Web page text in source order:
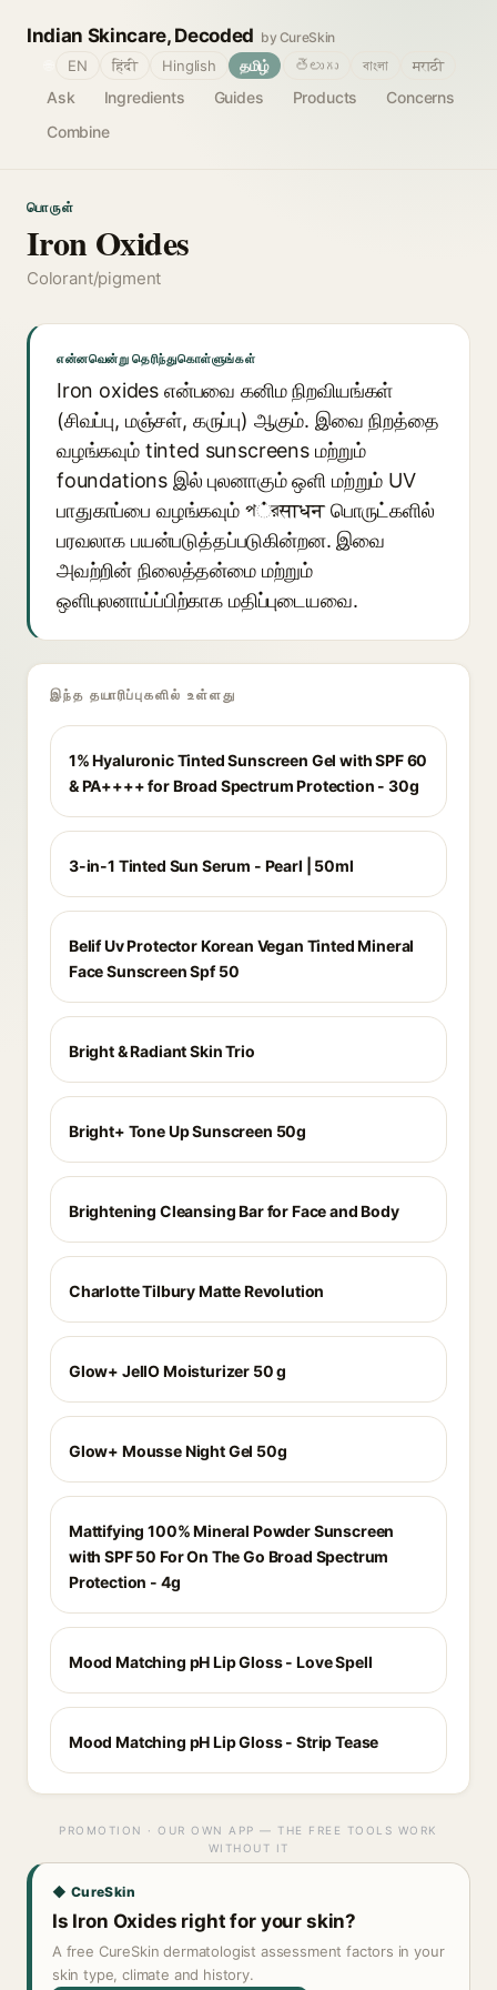
Indian Skincare, Decoded by CureSkin
Ask Ingredients Guides Products
Concerns
Combine
EN हिंदी Hinglish தமிழ் తెలుగు বাংলা मराठी
பொருள்
Iron Oxides
Colorant/pigment
என்னவென்று தெரிந்துகொள்ளுங்கள்
Iron oxides என்பவை கனிம நிறவியங்கள்
(சிவப்பு, மஞ்சள், கருப்பு) ஆகும். இவை நிறத்தை
வழங்கவும் tinted sunscreens மற்றும்
foundations இல் புலனாகும் ஒளி மற்றும் UV
பாதுகாப்பை வழங்கவும் প்রसाधन பொருட்களில்
பரவலாக பயன்படுத்தப்படுகின்றன. இவை
அவற்றின் நிலைத்தன்மை மற்றும்
ஒளிபுலனாய்ப்பிற்காக மதிப்புடையவை.
இந்த தயாரிப்புகளில் உள்ளது
1% Hyaluronic Tinted Sunscreen Gel with SPF 60
& PA++++ for Broad Spectrum Protection - 30g
3-in-1 Tinted Sun Serum - Pearl | 50ml
Belif Uv Protector Korean Vegan Tinted Mineral
Face Sunscreen Spf 50
Bright & Radiant Skin Trio
Bright+ Tone Up Sunscreen 50g
Brightening Cleansing Bar for Face and Body
Charlotte Tilbury Matte Revolution
Glow+ JellO Moisturizer 50 g
Glow+ Mousse Night Gel 50g
Mattifying 100% Mineral Powder Sunscreen
with SPF 50 For On The Go Broad Spectrum
Protection - 4g
Mood Matching pH Lip Gloss - Love Spell
Mood Matching pH Lip Gloss - Strip Tease
PROMOTION · OUR OWN APP — THE FREE TOOLS WORK
WITHOUT IT
◆ CureSkin
Is Iron Oxides right for your skin?
A free CureSkin dermatologist assessment factors in your
skin type, climate and history.